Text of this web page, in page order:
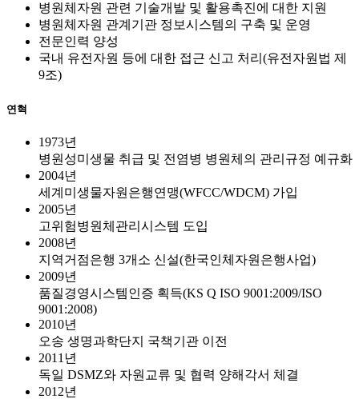
병원체자원 관련 기술개발 및 활용촉진에 대한 지원
병원체자원 관계기관 정보시스템의 구축 및 운영
전문인력 양성
국내 유전자원 등에 대한 접근 신고 처리(유전자원법 제
9조)
연혁
1973년
병원성미생물 취급 및 전염병 병원체의 관리규정 예규화
2004년
세계미생물자원은행연맹(WFCC/WDCM) 가입
2005년
고위험병원체관리시스템 도입
2008년
지역거점은행 3개소 신설(한국인체자원은행사업)
2009년
품질경영시스템인증 획득(KS Q ISO 9001:2009/ISO
9001:2008)
2010년
오송 생명과학단지 국책기관 이전
2011년
독일 DSMZ와 자원교류 및 협력 양해각서 체결
2012년